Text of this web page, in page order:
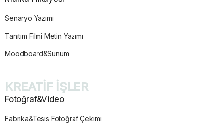
Senaryo Yazımı
Tanıtım Filmi Metin Yazımı
Moodboard&Sunum
KREATİF İŞLER
Fotoğraf&Video
Fabrika&Tesis Fotoğraf Çekimi